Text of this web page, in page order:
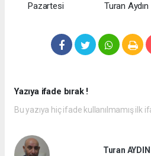
Pazartesi Turan Aydın
Yazıya ifade bırak !
Bu yazıya hiç ifade kullanılmamış ilk
Turan